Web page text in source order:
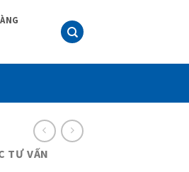
TƯ VẤN